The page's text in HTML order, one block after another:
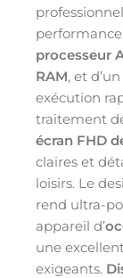
processeur
RAM, et d’un
exécution
traitement
écran FHD
claires et
loisirs. Le
rend ultra-
appareil d’
une
exigeants.